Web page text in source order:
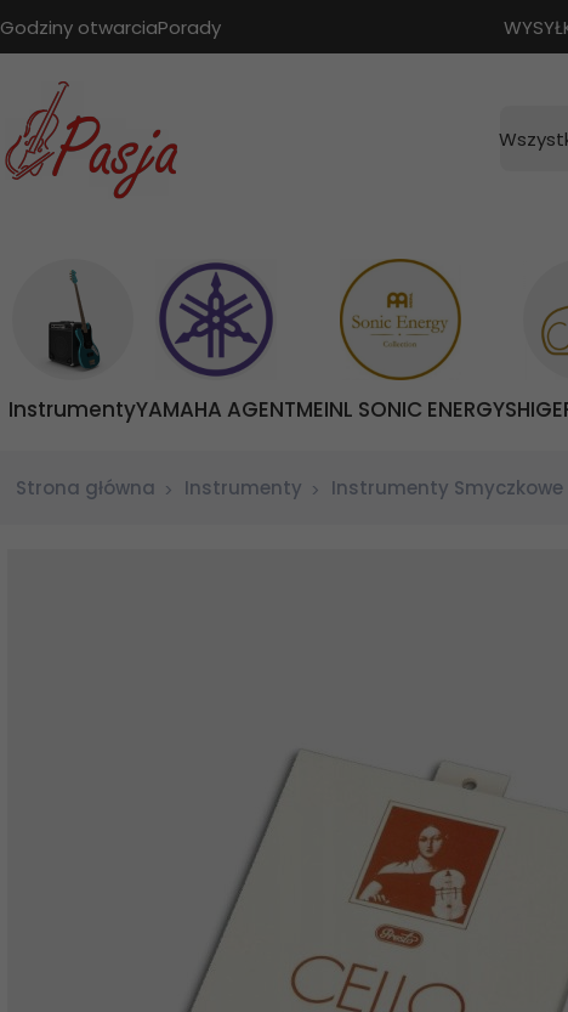
Godziny otwarciaPorady
InstrumentyYAMAHA AGENTMEINL SONIC ENERGY
Strona główna Instrumenty Instrumenty Smyczkowe